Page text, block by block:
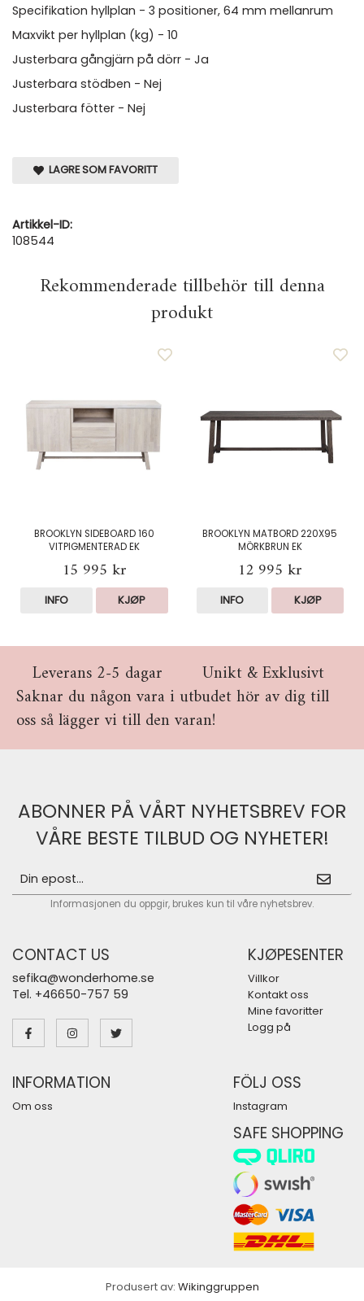
Specifikation hyllplan - 3 positioner, 64 mm mellanrum
Maxvikt per hyllplan (kg) - 10
Justerbara gångjärn på dörr - Ja
Justerbara stödben - Nej
Justerbara fötter - Nej
LAGRE SOM FAVORITT
Artikkel-ID:
108544
Rekommenderade tillbehör till denna
produkt
BROOKLYN SIDEBOARD 160
VITPIGMENTERAD EK
15 995 kr
INFO KJØP
BROOKLYN MATBORD 220X95
MÖRKBRUN EK
12 995 kr
INFO KJØP
Leverans 2-5 dagar
Unikt & Exklusivt
Saknar du någon vara i utbudet hör av dig till
oss så lägger vi till den varan!
ABONNER PÅ VÅRT NYHETSBREV FOR
VÅRE BESTE TILBUD OG NYHETER!
Informasjonen du oppgir, brukes kun til våre nyhetsbrev.
CONTACT US
sefika@wonderhome.se
Tel. +46650-757 59
KJØPESENTER
Villkor
Kontakt oss
Mine favoritter
Logg på
INFORMATION
Om oss
FÖLJ OSS
Instagram
SAFE SHOPPING
Produsert av: Wikinggruppen